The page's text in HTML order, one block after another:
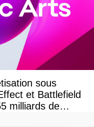
sous
et Battlefield
milliards de